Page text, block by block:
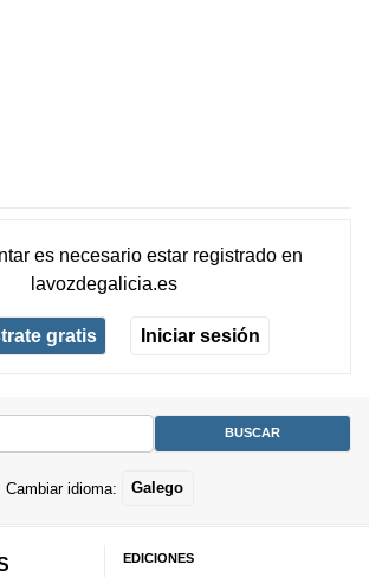
es necesario estar registradoen
lavozdegalicia.es
gratis Iniciar sesión
Cambiar idioma: Galego
EDICIONES